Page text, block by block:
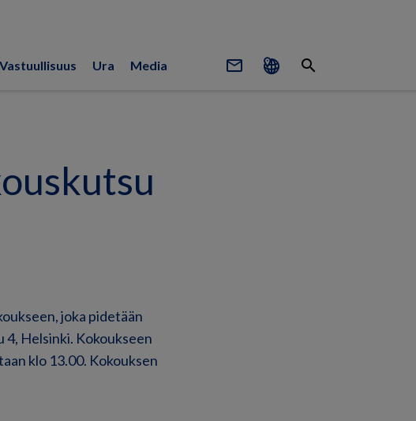
Vastuullisuus Ura Media mail_outline search
joka pidetään
Helsinki. Kokoukseen
klo 13.00. Kokouksen